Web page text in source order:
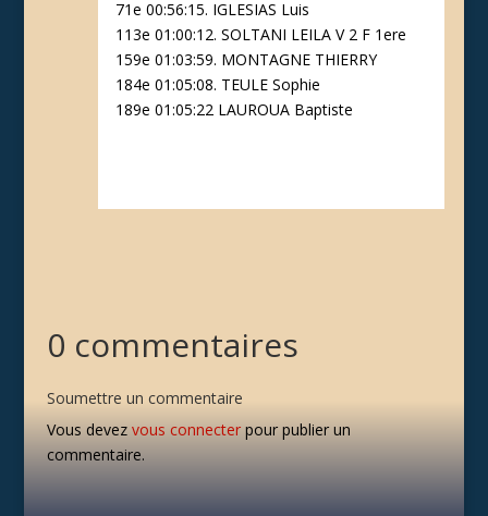
71e 00:56:15. IGLESIAS Luis
113e 01:00:12. SOLTANI LEILA V 2 F 1ere
159e 01:03:59. MONTAGNE THIERRY
184e 01:05:08. TEULE Sophie
189e 01:05:22 LAUROUA Baptiste
0 commentaires
Soumettre un commentaire
Vous devez vous connecterpour publier un
commentaire.